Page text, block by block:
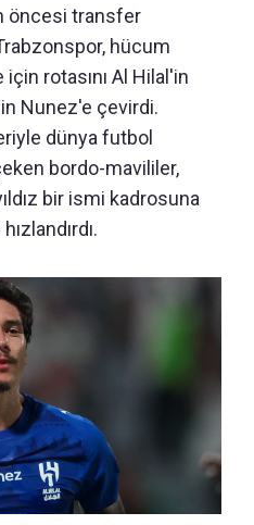
öncesi transfer
hücum
için rotasını Al Hilal'in
Nunez'e çevirdi.
dünya futbol
bordo-mavililer,
bir ismi kadrosuna